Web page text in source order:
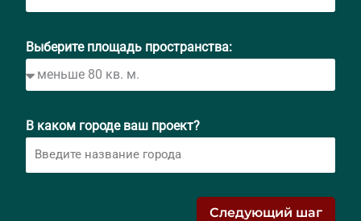
Выберите площадь пространства:
В каком городе ваш проект?
Следующий шаг